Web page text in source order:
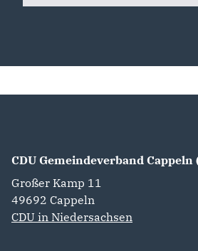
CDU Gemeindeverband Cappeln
Großer Kamp 11
49692 Cappeln
CDU in Niedersachsen